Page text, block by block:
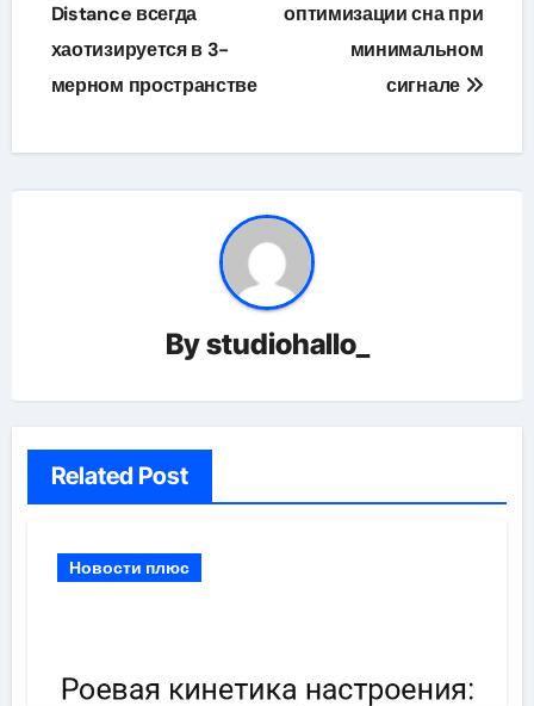
Distance всегда
хаотизируется в 3-
мерном пространстве
оптимизации сна при
минимальном
сигнале
Bystudiohallo_
Related Post
Новости плюс